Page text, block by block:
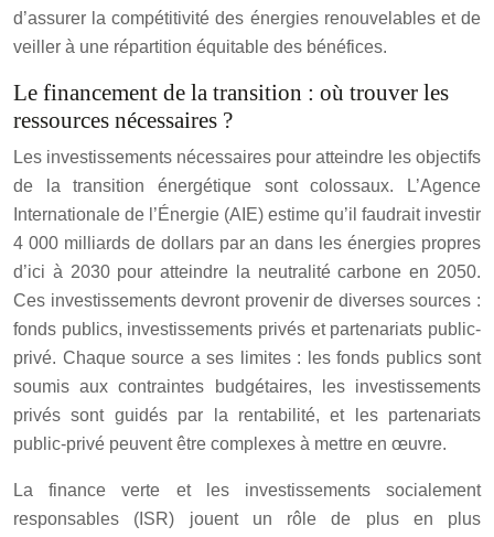
d’assurer la compétitivité des énergies renouvelables et de
veiller à une répartition équitable des bénéfices.
Le financement de la transition : où trouver les
ressources nécessaires ?
Les investissements nécessaires pour atteindre les objectifs
de la transition énergétique sont colossaux. L’Agence
Internationale de l’Énergie (AIE) estime qu’il faudrait investir
4 000 milliards de dollars par an dans les énergies propres
d’ici à 2030 pour atteindre la neutralité carbone en 2050.
Ces investissements devront provenir de diverses sources :
fonds publics, investissements privés et partenariats public-
privé. Chaque source a ses limites : les fonds publics sont
soumis aux contraintes budgétaires, les investissements
privés sont guidés par la rentabilité, et les partenariats
public-privé peuvent être complexes à mettre en œuvre.
La finance verte et les investissements socialement
responsables (ISR) jouent un rôle de plus en plus